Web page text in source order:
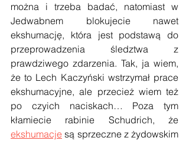
można i trzeba badać, natomiast w
Jedwabnem blokujecie nawet
ekshumację, która jest podstawą do
przeprowadzenia śledztwa z
prawdziwego zdarzenia. Tak, ja wiem,
że to Lech Kaczyński wstrzymał prace
ekshumacyjne, ale przecież wiem też
po czyich naciskach… Poza tym
ekshumacje są sprzeczne z żydowskim